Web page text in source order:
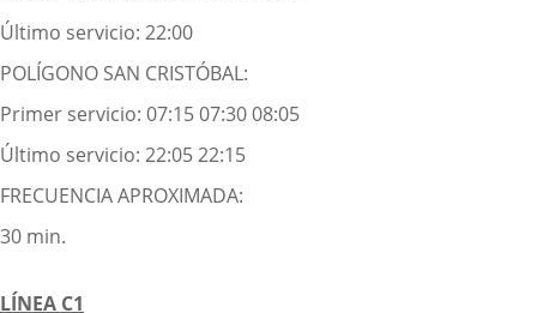
Último servicio: 22:00
POLÍGONO SAN CRISTÓBAL:
Primer servicio: 07:15 07:30 08:05
Último servicio: 22:05 22:15
FRECUENCIA APROXIMADA:
30 min.
LÍNEA C1